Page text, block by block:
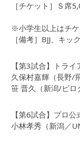
［チケット］Ｓ席
※小学生以上はチケ
［備考］BJJ、キ
【第3試合】トラ
久保村嘉輝（長野/
笹 晋久（新潟/ピロ
【第6試合】プロ
小林孝秀（新潟／